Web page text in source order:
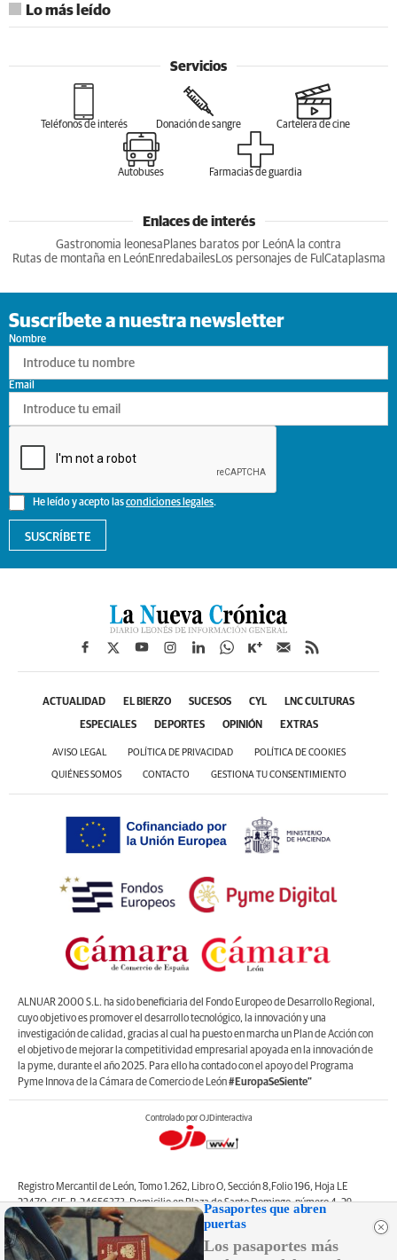
Lo más leído
Servicios
Teléfonos de interés Donación de sangre Cartelera de cine
Autobuses Farmacias de guardia
Enlaces de interés
Gastronomia leonesa Planes baratos por LeónA la contra
Rutas de montaña en LeónEnredabailesLos personajes de Ful Cataplasma
Suscríbete a nuestra newsletter
Nombre
He leído y acepto lascondiciones legales.
Email
SUSCRÍBETE
ACTUALIDAD EL BIERZO SUCESOS CYL LNC CULTURAS
ESPECIALES DEPORTES OPINIÓN EXTRAS
AVISO LEGAL POLÍTICA DE PRIVACIDAD POLÍTICA DE COOKIES
QUIÉNES SOMOS CONTACTO GESTIONA TU CONSENTIMIENTO
ALNUAR 2000 S.L. ha sido beneficiaria del Fondo Europeo de Desarrollo Regional,
cuyo objetivo es promover el desarrollo tecnológico, la innovación y una
investigación de calidad, gracias al cual ha puesto en marcha un Plan de Acción con
el objetivo de mejorar la competitividad empresarial apoyada en la innovación de
la pyme, durante el año 2025. Para ello ha contado con el apoyo del Programa
Pyme Innova de la Cámara de Comercio de León#EuropaSeSiente”
Controlado por OJDinteractiva
Registro Mercantil de León, Tomo 1.262, Libro O, Sección 8,Folio 196, Hoja LE
22470. CIF: B-24656373. Domicilio en Plaza de Santo Domingo, número 4, 2º
izquierda, 24001, León. Correo electrónico de contacto: web@lanuevacronica.com.
Copyright © ALNUAR 2000 S.L. (LA NUEVA CRÓNICA). Incluye contenidos de la
empresa, de empresas del grupo o de terceros.
Pasaportes que abren
puertas
Los pasaportes más